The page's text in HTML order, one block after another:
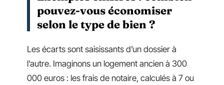
pouvez-vous économiser
selon le type de bien ?
Les écarts sont saisissants d’un dossier à
l’autre. Imaginons un logement ancien à 300
000 euros : les frais de notaire, calculés à 7 ou